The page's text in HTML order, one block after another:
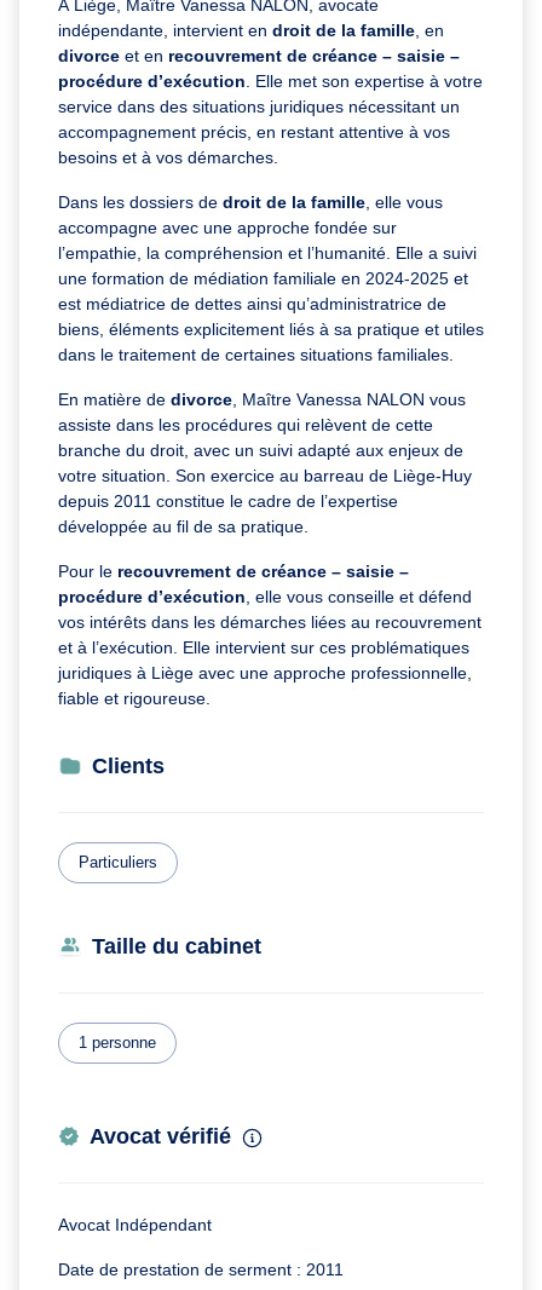
À Liège, Maître Vanessa NALON, avocate
indépendante, intervient en droit de la famille , en
divorce et en recouvrement de créance – saisie –
procédure d’exécution . Elle met son expertise à votre
service dans des situations juridiques nécessitant un
accompagnement précis, en restant attentive à vos
besoins et à vos démarches.
Dans les dossiers de droit de la famille , elle vous
accompagne avec une approche fondée sur
l’empathie, la compréhension et l’humanité. Elle a suivi
une formation de médiation familiale en 2024-2025 et
est médiatrice de dettes ainsi qu’administratrice de
biens, éléments explicitement liés à sa pratique et utiles
dans le traitement de certaines situations familiales.
En matière de divorce , Maître Vanessa NALON vous
assiste dans les procédures qui relèvent de cette
branche du droit, avec un suivi adapté aux enjeux de
votre situation. Son exercice au barreau de Liège-Huy
depuis 2011 constitue le cadre de l’expertise
développée au fil de sa pratique.
Pour le recouvrement de créance – saisie –
procédure d’exécution , elle vous conseille et défend
vos intérêts dans les démarches liées au recouvrement
et à l’exécution. Elle intervient sur ces problématiques
juridiques à Liège avec une approche professionnelle,
fiable et rigoureuse.
Clients
Particuliers
Taille du cabinet
1 personne
Avocat vérifié
Avocat Indépendant
Date de prestation de serment : 2011